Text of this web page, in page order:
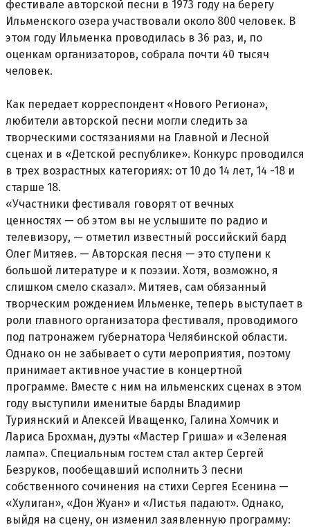
фестивале авторской песни в 1973 году на берегу
Ильменского озера участвовали около 800 человек. В
этом году Ильменка проводилась в 36 раз, и, по
оценкам организаторов, собрала почти 40 тысяч
человек.
Как передает корреспондент «Нового Региона»,
любители авторской песни могли следить за
творческими состязаниями на Главной и Лесной
сценах и в «Детской республике». Конкурс проводился
в трех возрастных категориях: от 10 до 14 лет, 14 -18 и
старше 18.
«Участники фестиваля говорят от вечных
ценностях — об этом вы не услышите по радио и
телевизору, — отметил известный российский бард
Олег Митяев. — Авторская песня — это ступени к
большой литературе и к поэзии. Хотя, возможно, я
слишком смело сказал». Митяев, сам обязанный
творческим рождением Ильменке, теперь выступает в
роли главного организатора фестиваля, проводимого
под патронажем губернатора Челябинской области.
Однако он не забывает о сути мероприятия, поэтому
принимает активное участие в концертной
программе. Вместе с ним на ильменских сценах в этом
году выступили именитые барды Владимир
Туриянский и Алексей Иващенко, Галина Хомчик и
Лариса Брохман, дуэты «Мастер Гриша» и «Зеленая
лампа». Специальным гостем стал актер Сергей
Безруков, пообещавший исполнить 3 песни
собственного сочинения на стихи Сергея Есенина —
«Хулиган», «Дон Жуан» и «Листья падают». Однако,
выйдя на сцену, он изменил заявленную программу: